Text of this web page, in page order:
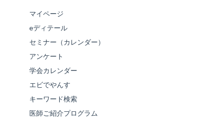
マイページ
eディテール
セミナー（カレンダー）
アンケート
学会カレンダー
エビでやんす
キーワード検索
医師ご紹介プログラム